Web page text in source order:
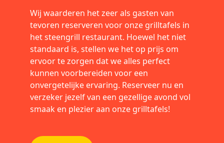
Wij waarderen het zeer als gasten van
tevoren reserveren voor onze grilltafels in
het steengrill restaurant. Hoewel het niet
standaard is, stellen we het op prijs om
ervoor te zorgen dat we alles perfect
kunnen voorbereiden voor een
onvergetelijke ervaring. Reserveer nu en
verzeker jezelf van een gezellige avond vol
smaak en plezier aan onze grilltafels!